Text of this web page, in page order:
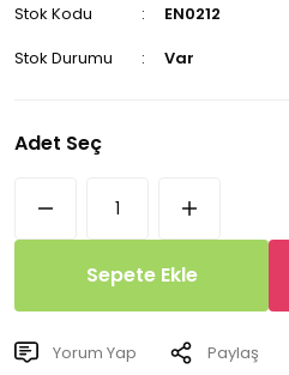
Stok Kodu
EN0212
Stok Durumu
Var
Adet Seç
Sepete Ekle
Yorum Yap Paylaş